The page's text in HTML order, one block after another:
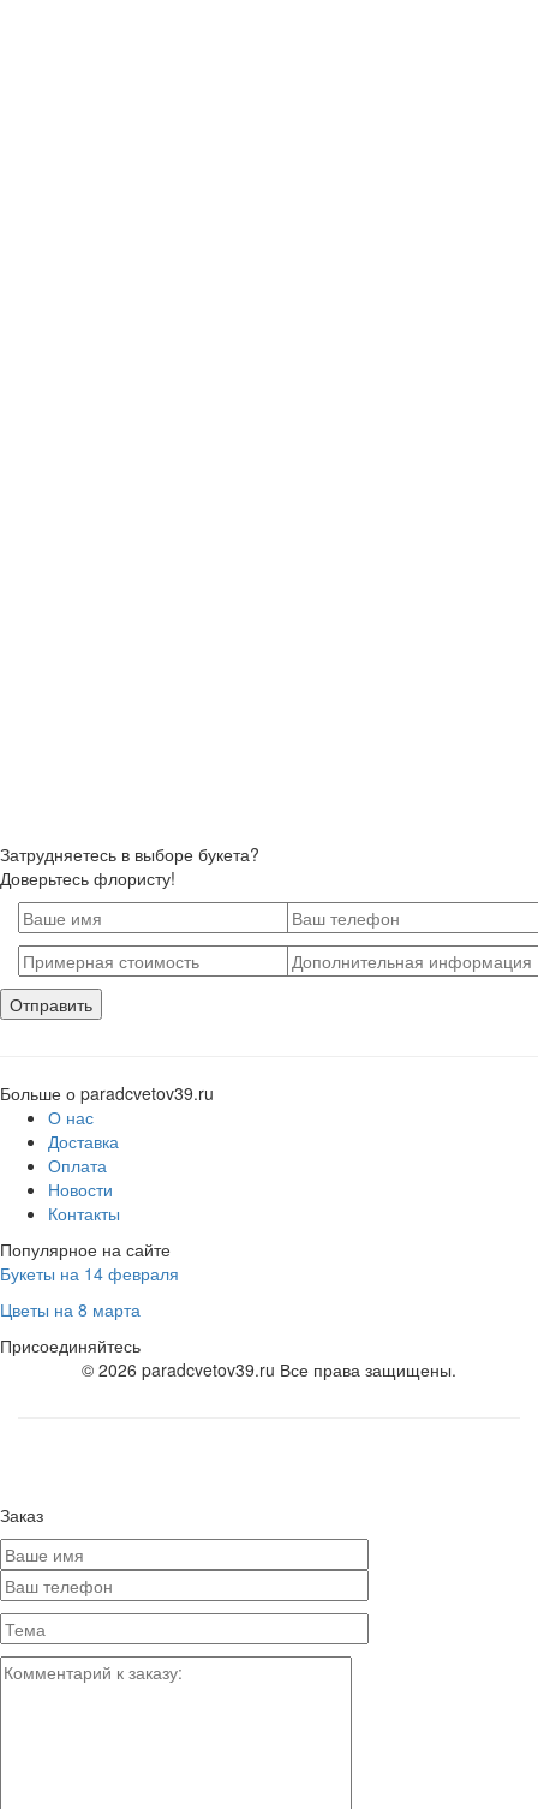
Затрудняетесь в выборе букета?
Доверьтесь флористу!
Больше о paradcvetov39.ru
О нас
Доставка
Оплата
Новости
Контакты
Популярное на сайте
Букеты на 14 февраля
Цветы на 8 марта
Присоединяйтесь
© 2026 paradcvetov39.ru Все права защищены.
Заказ